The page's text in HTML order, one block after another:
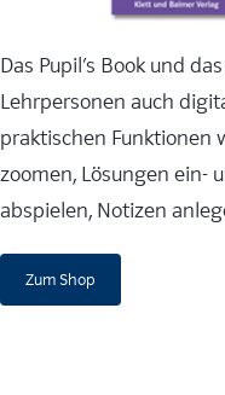
Das Pupil’s Book und
Lehrpersonen auch
praktischen Funktionen
zoomen, Lösungen ein-
abspielen, Notizen
Zum Shop